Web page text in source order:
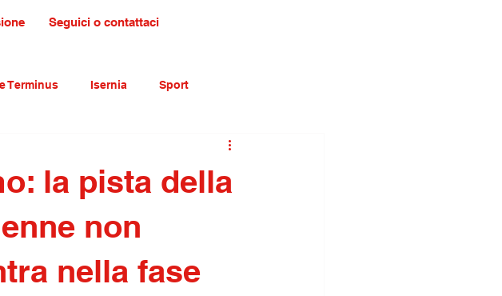
Seguici o contattaci
Terminus Isernia Sport
la pista della
non
nella fase